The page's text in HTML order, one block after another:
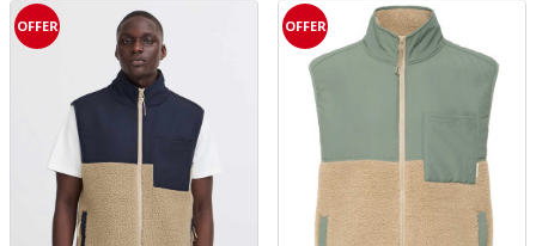
OFFER OFFER